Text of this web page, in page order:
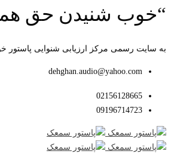
“خوب شنیدن حق
به سایت رسمی مرکز ارزیابی شنوایی پاستور
dehghan.audio@yahoo.com
02156128665
09196714723